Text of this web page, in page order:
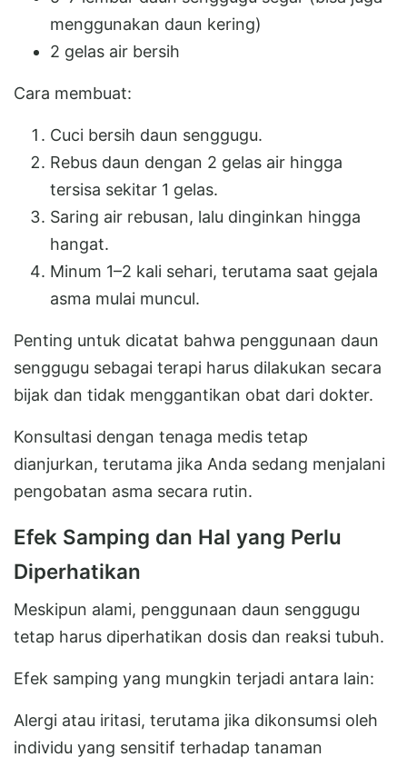
menggunakan daun kering)
2 gelas air bersih
Cara membuat:
Cuci bersih daun senggugu.
Rebus daun dengan 2 gelas air hingga
tersisa sekitar 1 gelas.
Saring air rebusan, lalu dinginkan hingga
hangat.
Minum 1–2 kali sehari, terutama saat gejala
asma mulai muncul.
Penting untuk dicatat bahwa penggunaan daun
senggugu sebagai terapi harus dilakukan secara
bijak dan tidak menggantikan obat dari dokter.
Konsultasi dengan tenaga medis tetap
dianjurkan, terutama jika Anda sedang menjalani
pengobatan asma secara rutin.
Efek Samping dan Hal yang Perlu
Diperhatikan
Meskipun alami, penggunaan daun senggugu
tetap harus diperhatikan dosis dan reaksi tubuh.
Efek samping yang mungkin terjadi antara lain:
Alergi atau iritasi, terutama jika dikonsumsi oleh
individu yang sensitif terhadap tanaman